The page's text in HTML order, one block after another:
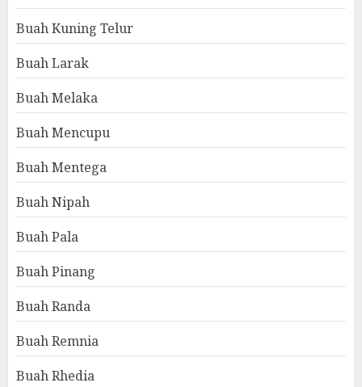
Buah Kuning Telur
Buah Larak
Buah Melaka
Buah Mencupu
Buah Mentega
Buah Nipah
Buah Pala
Buah Pinang
Buah Randa
Buah Remnia
Buah Rhedia